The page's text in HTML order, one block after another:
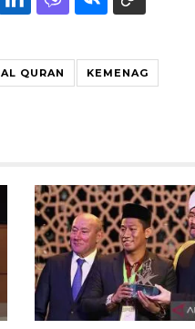
AL QURAN KEMENAG